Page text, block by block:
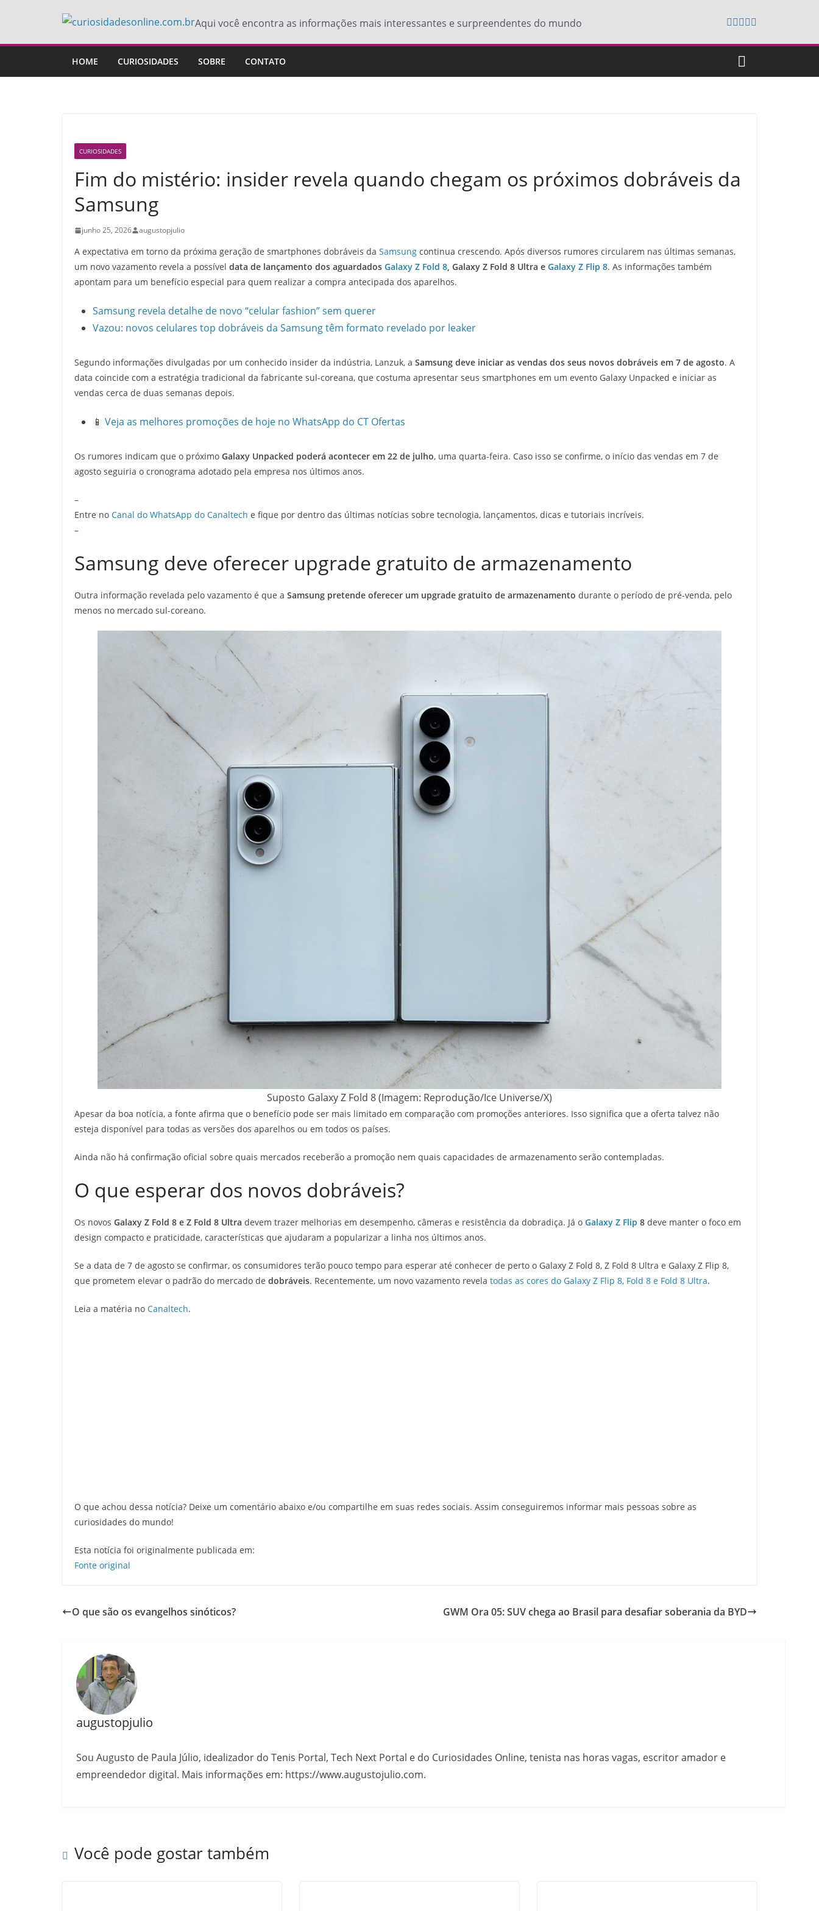
o
Aqui você encontra as informações mais interessantes e surpreendentes do mundo
HOME CURIOSIDADES SOBRE CONTATO
CURIOSIDADES
Fim do mistério: insider revela quando chegam os próximos dobráveis da
Samsung
junho 25, 2026 augustopjulio
A expectativa em torno da próxima geração de smartphones dobráveis da Samsung continua crescendo. Após diversos rumores circularem nas últimas semanas,
um novo vazamento revela a possível data de lançamento dos aguardados Galaxy Z Fold 8, Galaxy Z Fold 8 Ultra e Galaxy Z Flip 8. As informações também
apontam para um benefício especial para quem realizar a compra antecipada dos aparelhos.
Samsung revela detalhe de novo “celular fashion” sem querer
Vazou: novos celulares top dobráveis da Samsung têm formato revelado por leaker
Segundo informações divulgadas por um conhecido insider da indústria, Lanzuk, a Samsung deve iniciar as vendas dos seus novos dobráveis em 7 de agosto. A
data coincide com a estratégia tradicional da fabricante sul-coreana, que costuma apresentar seus smartphones em um evento Galaxy Unpacked e iniciar as
vendas cerca de duas semanas depois.
📱 Veja as melhores promoções de hoje no WhatsApp do CT Ofertas
Os rumores indicam que o próximo Galaxy Unpacked poderá acontecer em 22 de julho, uma quarta-feira. Caso isso se confirme, o início das vendas em 7 de
agosto seguiria o cronograma adotado pela empresa nos últimos anos.
–
Entre no Canal do WhatsApp do Canaltech e fique por dentro das últimas notícias sobre tecnologia, lançamentos, dicas e tutoriais incríveis.
–
Samsung deve oferecer upgrade gratuito de armazenamento
Outra informação revelada pelo vazamento é que a Samsung pretende oferecer um upgrade gratuito de armazenamento durante o período de pré-venda, pelo
menos no mercado sul-coreano.
Suposto Galaxy Z Fold 8 (Imagem: Reprodução/Ice Universe/X)
Apesar da boa notícia, a fonte afirma que o benefício pode ser mais limitado em comparação com promoções anteriores. Isso significa que a oferta talvez não
esteja disponível para todas as versões dos aparelhos ou em todos os países.
Ainda não há confirmação oficial sobre quais mercados receberão a promoção nem quais capacidades de armazenamento serão contempladas.
O que esperar dos novos dobráveis?
Os novos Galaxy Z Fold 8 e Z Fold 8 Ultra devem trazer melhorias em desempenho, câmeras e resistência da dobradiça. Já o Galaxy Z Flip 8 deve manter o foco em
design compacto e praticidade, características que ajudaram a popularizar a linha nos últimos anos.
Se a data de 7 de agosto se confirmar, os consumidores terão pouco tempo para esperar até conhecer de perto o Galaxy Z Fold 8, Z Fold 8 Ultra e Galaxy Z Flip 8,
que prometem elevar o padrão do mercado de dobráveis. Recentemente, um novo vazamento revela todas as cores do Galaxy Z Flip 8, Fold 8 e Fold 8 Ultra.
Leia a matéria no Canaltech.
O que achou dessa notícia? Deixe um comentário abaixo e/ou compartilhe em suas redes sociais. Assim conseguiremos informar mais pessoas sobre as
curiosidades do mundo!
Esta notícia foi originalmente publicada em:
Fonte original
O que são os evangelhos sinóticos? GWM Ora 05: SUV chega ao Brasil para desafiar soberania da BYD
augustopjulio
Sou Augusto de Paula Júlio, idealizador do Tenis Portal, Tech Next Portal e do Curiosidades Online, tenista nas horas vagas, escritor amador e
empreendedor digital. Mais informações em: https://www.augustojulio.com.
Você pode gostar também